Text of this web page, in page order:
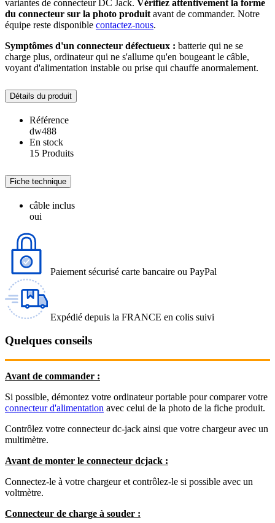
variantes de connecteur DC Jack. Vérifiez attentivement la forme
du connecteur sur la photo produit avant de commander. Notre
équipe reste disponible contactez-nous.
Symptômes d'un connecteur défectueux : batterie qui ne se
charge plus, ordinateur qui ne s'allume qu'en bougeant le câble,
voyant d'alimentation instable ou prise qui chauffe anormalement.
Détails du produit
Référence
dw488
En stock
15 Produits
Fiche technique
câble inclus
oui
Paiement sécurisé carte bancaire ou PayPal
Expédié depuis la FRANCE en colis suivi
Quelques conseils
Avant de commander :
Si possible, démontez votre ordinateur portable pour comparer votre
connecteur d'alimentation avec celui de la photo de la fiche produit.
Contrôlez votre connecteur dc-jack ainsi que votre chargeur avec un
multimètre.
Avant de monter le connecteur dcjack :
Connectez-le à votre chargeur et contrôlez-le si possible avec un
voltmètre.
Connecteur de charge à souder :